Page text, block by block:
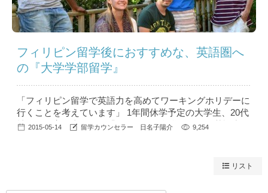
フィリピン留学後におすすめな、英語圏へ
の『大学学部留学』
「フィリピン留学で英語力を高めてワーキングホリデーに
行くことを考えています」 1年間休学予定の大学生、20代
社会人の実に半数から「フィリピン留学に行って英語力を
ィリピン留学で短期的に英語力を上げておくとワーキング
ホリデー期間中に語学学校に通う必要がなく、留学費用も
2015-05-14 留学カウンセラー 日名子陽介 9,254
リスト